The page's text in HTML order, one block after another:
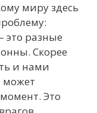
миру здесь
это разные
Скорее
и нами
может
Это